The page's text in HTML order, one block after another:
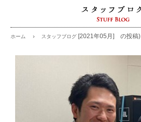
ホーム スタッフブログ [2021年05月] の投稿)